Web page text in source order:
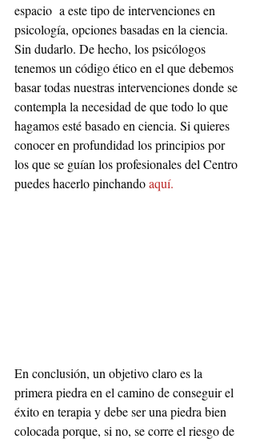
espacio  a este tipo de intervenciones en
psicología, opciones basadas en la ciencia.
Sin dudarlo. De hecho, los psicólogos
tenemos un código ético en el que debemos
basar todas nuestras intervenciones donde se
contempla la necesidad de que todo lo que
hagamos esté basado en ciencia. Si quieres
conocer en profundidad los principios por
los que se guían los profesionales del Centro
puedes hacerlo pinchando aquí.
En conclusión, un objetivo claro es la
primera piedra en el camino de conseguir el
éxito en terapia y debe ser una piedra bien
colocada porque, si no, se corre el riesgo de